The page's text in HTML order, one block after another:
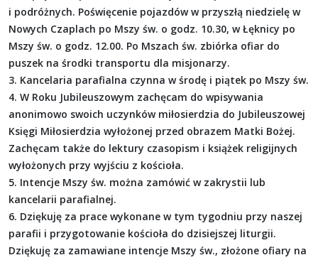
i podróżnych. Poświęcenie pojazdów w przyszłą niedzielę w
Nowych Czaplach po Mszy św. o godz. 10.30, w Łęknicy po
Mszy św. o godz. 12.00. Po Mszach św. zbiórka ofiar do
puszek na środki transportu dla misjonarzy.
3. Kancelaria parafialna czynna w środę i piątek po Mszy św.
4. W Roku Jubileuszowym zachęcam do wpisywania
anonimowo swoich uczynków miłosierdzia do Jubileuszowej
Księgi Miłosierdzia wyłożonej przed obrazem Matki Bożej.
Zachęcam także do lektury czasopism i książek religijnych
wyłożonych przy wyjściu z kościoła.
5. Intencje Mszy św. można zamówić w zakrystii lub
kancelarii parafialnej.
6. Dziękuję za prace wykonane w tym tygodniu przy naszej
parafii i przygotowanie kościoła do dzisiejszej liturgii.
Dziękuję za zamawiane intencje Mszy św., złożone ofiary na